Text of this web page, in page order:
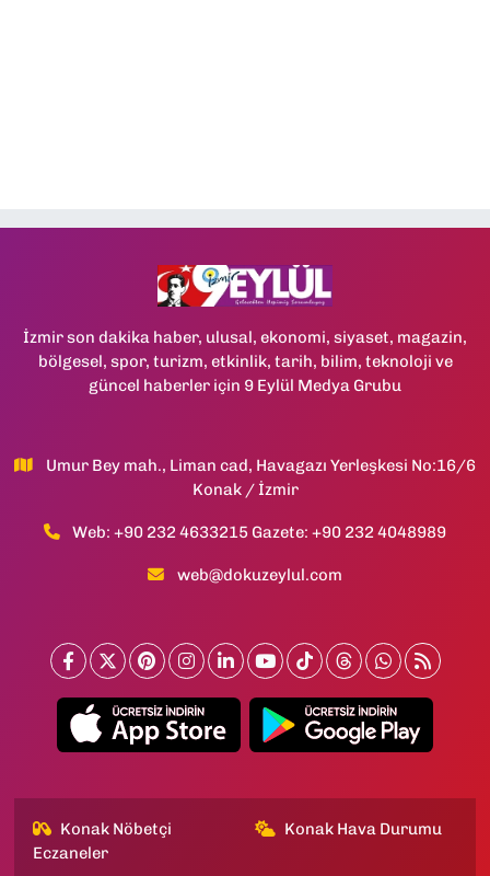
İzmir son dakika haber, ulusal, ekonomi, siyaset, magazin,
bölgesel, spor, turizm, etkinlik, tarih, bilim, teknoloji ve
güncel haberler için 9 Eylül Medya Grubu
Umur Bey mah., Liman cad, Havagazı Yerleşkesi No:16/6
Konak / İzmir
Web: +90 232 4633215 Gazete: +90 232 4048989
web@dokuzeylul.com
Konak Nöbetçi
Eczaneler
Konak Hava Durumu